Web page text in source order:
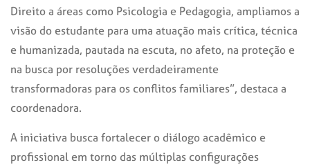
Direito a áreas como Psicologia e Pedagogia, ampliamos a
visão do estudante para uma atuação mais crítica, técnica
e humanizada, pautada na escuta, no afeto, na proteção e
na busca por resoluções verdadeiramente
transformadoras para os conflitos familiares”, destaca a
coordenadora.
A iniciativa busca fortalecer o diálogo acadêmico e
profissional em torno das múltiplas configurações